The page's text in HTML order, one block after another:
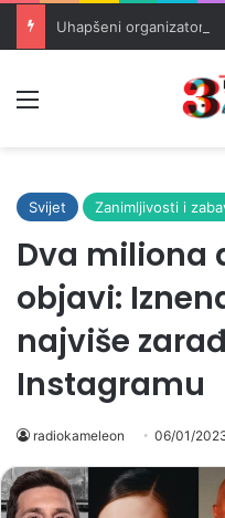
Svijet Zanimljivosti i
Dva miliona
objavi:
najviše
Instagramu
radiokameleon 06/01/